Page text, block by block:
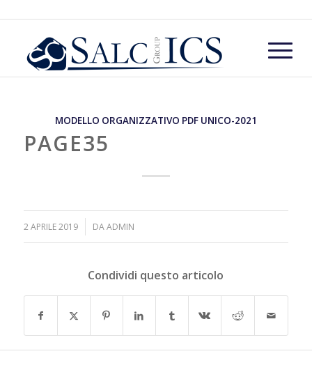
MODELLO ORGANIZZATIVO PDF UNICO-2021
PAGE35
2 APRILE 2019 DAADMIN
Condividi questo articolo